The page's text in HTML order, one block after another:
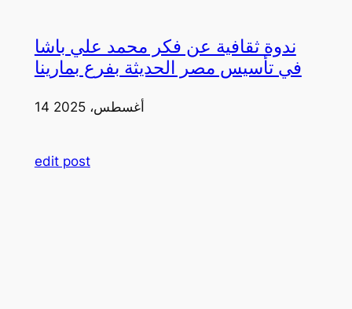
ندوة ثقافية عن فكر محمد علي باشا
في تأسيس مصر الحديثة بفرع بمارينا
14 أغسطس، 2025
edit post